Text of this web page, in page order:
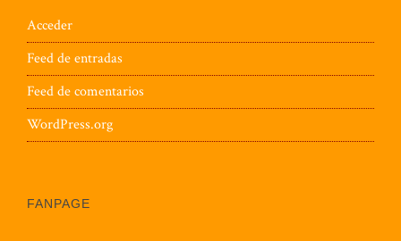
Acceder
Feed de entradas
Feed de comentarios
WordPress.org
FANPAGE